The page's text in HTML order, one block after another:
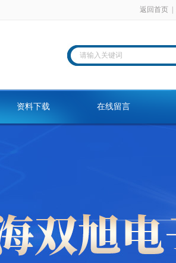
返回首页
资料下载 在线留言